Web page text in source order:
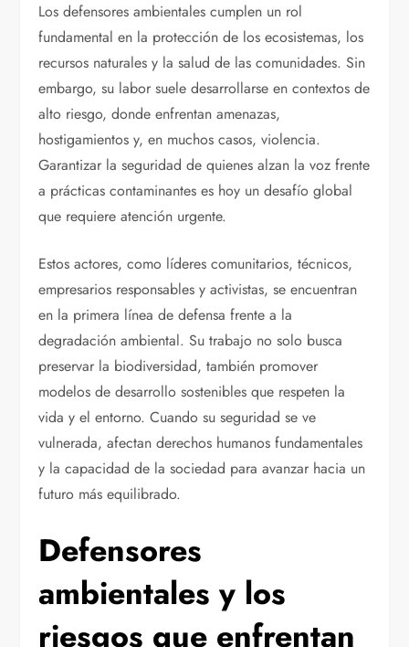
Los defensores ambientales cumplen un rol
fundamental en la protección de los ecosistemas, los
recursos naturales y la salud de las comunidades. Sin
embargo, su labor suele desarrollarse en contextos de
alto riesgo, donde enfrentan amenazas,
hostigamientos y, en muchos casos, violencia.
Garantizar la seguridad de quienes alzan la voz frente
a prácticas contaminantes es hoy un desafío global
que requiere atención urgente.
Estos actores, como líderes comunitarios, técnicos,
empresarios responsables y activistas, se encuentran
en la primera línea de defensa frente a la
degradación ambiental. Su trabajo no solo busca
preservar la biodiversidad, también promover
modelos de desarrollo sostenibles que respeten la
vida y el entorno. Cuando su seguridad se ve
vulnerada, afectan derechos humanos fundamentales
y la capacidad de la sociedad para avanzar hacia un
futuro más equilibrado.
Defensores
ambientales y los
riesgos que enfrentan